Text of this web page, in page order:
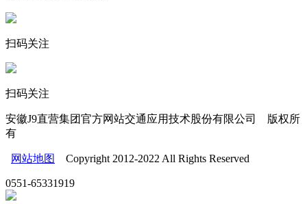
扫码关注
扫码关注
安徽J9直营集团官方网站交通应用技术股份有限公司 版权所
有
网站地图 Copyright 2012-2022 All Rights Reserved
0551-65331919